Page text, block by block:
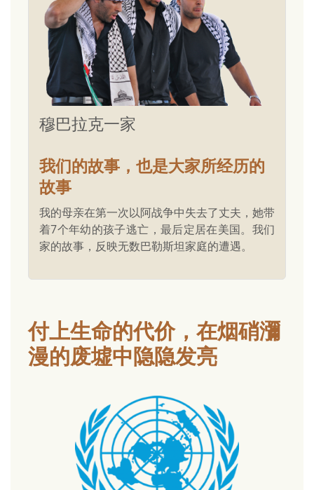
穆巴拉克一家
我们的故事，也是大家所经历的
故事
我的母亲在第一次以阿战争中失去了丈夫，她带
着7个年幼的孩子逃亡，最后定居在美国。我们
家的故事，反映无数巴勒斯坦家庭的遭遇。
付上生命的代价，在烟硝瀰
漫的废墟中隐隐发亮